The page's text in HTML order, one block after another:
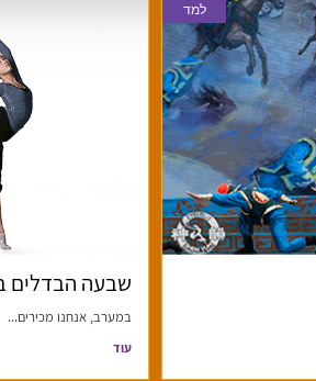
למד
שבעה הבדלים
במערב, אנחנו מכירים...
עוד